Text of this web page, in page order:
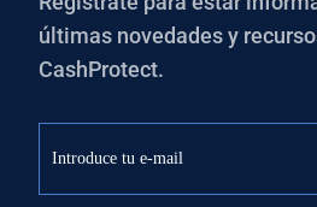
últimas novedades y
CashProtect.